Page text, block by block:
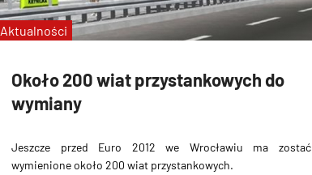
Około 200 wiat przystankowych do
wymiany
Jeszcze przed Euro 2012 we Wrocławiu ma zostać
wymienioneokoło 200 wiat przystankowych.
Aktualności